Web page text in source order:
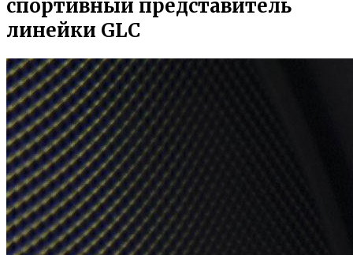
спортивный представитель
линейки GLC